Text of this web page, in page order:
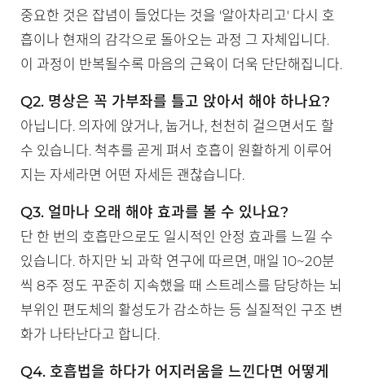
중요한 것은 잡념이 들었다는 것을 '알아차리고' 다시 호
흡이나 현재의 감각으로 돌아오는 과정 그 자체입니다.
이 과정이 반복될수록 마음의 근육이 더욱 단단해집니다.
Q2. 명상은 꼭 가부좌를 틀고 앉아서 해야 하나요?
아닙니다. 의자에 앉거나, 눕거나, 천천히 걸으면서도 할
수 있습니다. 척추를 곧게 펴서 호흡이 원활하게 이루어
지는 자세라면 어떤 자세든 괜찮습니다.
Q3. 얼마나 오래 해야 효과를 볼 수 있나요?
단 한 번의 호흡만으로도 일시적인 안정 효과를 느낄 수
있습니다. 하지만 뇌 과학 연구에 따르면, 매일 10~20분
씩 8주 정도 꾸준히 지속했을 때 스트레스를 담당하는 뇌
부위인 편도체의 활성도가 감소하는 등 실질적인 구조 변
화가 나타난다고 합니다.
Q4. 호흡법을 하다가 어지러움을 느낀다면 어떻게